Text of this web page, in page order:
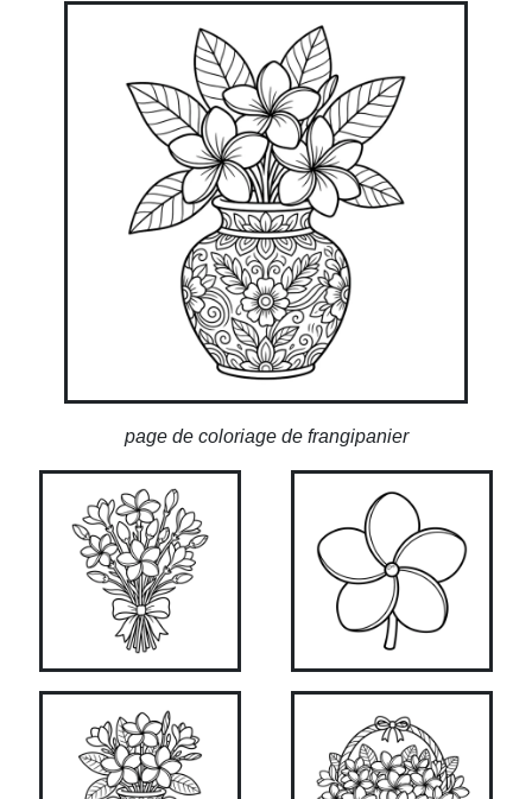
page de coloriage de frangipanier